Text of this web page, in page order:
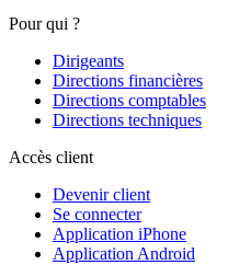
Pour qui ?
Dirigeants
Directions financières
Directions comptables
Directions techniques
Accès client
Devenir client
Se connecter
Application iPhone
Application Android